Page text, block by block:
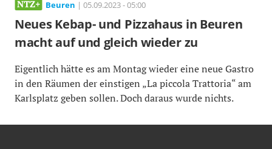
Beuren | 05.09.2023 - 05:00
Neues Kebap- und Pizzahaus in Beuren
macht auf und gleich wieder zu
Eigentlich hätte es am Montag wieder eine neue Gastro
in den Räumen der einstigen „La piccola Trattoria“ am
Karlsplatz geben sollen. Doch daraus wurde nichts.